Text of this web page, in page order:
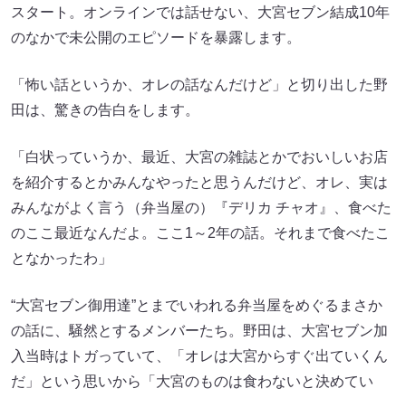
スタート。オンラインでは話せない、大宮セブン結成10年
のなかで未公開のエピソードを暴露します。
「怖い話というか、オレの話なんだけど」と切り出した野
田は、驚きの告白をします。
「白状っていうか、最近、大宮の雑誌とかでおいしいお店
を紹介するとかみんなやったと思うんだけど、オレ、実は
みんながよく言う（弁当屋の）『デリカ チャオ』、食べた
のここ最近なんだよ。ここ1～2年の話。それまで食べたこ
となかったわ」
“大宮セブン御用達”とまでいわれる弁当屋をめぐるまさか
の話に、騒然とするメンバーたち。野田は、大宮セブン加
入当時はトガっていて、「オレは大宮からすぐ出ていくん
だ」という思いから「大宮のものは食わないと決めてい